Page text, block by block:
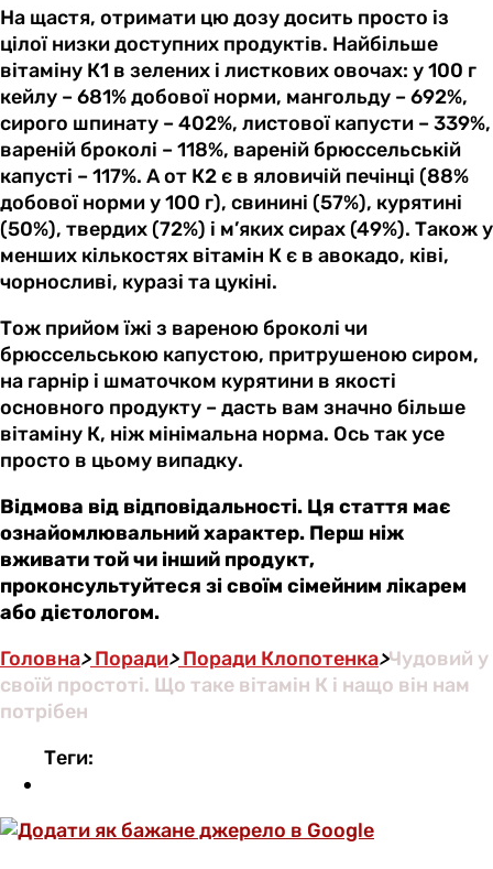
На щастя, отримати цю дозу досить просто із
цілої низки доступних продуктів. Найбільше
вітаміну К1 в зелених і листкових овочах: у 100 г
кейлу – 681% добової норми, мангольду – 692%,
сирого шпинату – 402%, листової капусти – 339%,
вареній броколі – 118%, вареній брюссельській
капусті – 117%. А от К2 є в яловичій печінці (88%
добової норми у 100 г), свинині (57%), курятині
(50%), твердих (72%) і м’яких сирах (49%). Також у
менших кількостях вітамін К є в авокадо, ківі,
чорносливі, куразі та цукіні.
Тож прийом їжі з вареною броколі чи
брюссельською капустою, притрушеною сиром,
на гарнір і шматочком курятини в якості
основного продукту – дасть вам значно більше
вітаміну К, ніж мінімальна норма. Ось так усе
просто в цьому випадку.
Відмова від відповідальності. Ця стаття має
ознайомлювальний характер. Перш ніж
вживати той чи інший продукт,
проконсультуйтеся зі своїм сімейним лікарем
або дієтологом.
Головна>Поради>Поради Клопотенка>Чудовий у
своїй простоті. Що таке вітамін К і нащо він нам
потрібен
Теги: